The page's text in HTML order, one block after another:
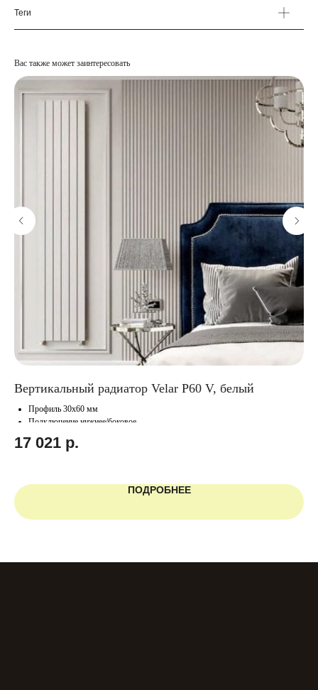
Теги
Вас также может заинтересовать
Вертикальный радиатор Velar P60 V, белый
Профиль 30х60 мм
Подключение нижнее/боковое
17 021 р.
ПОДРОБНЕЕ